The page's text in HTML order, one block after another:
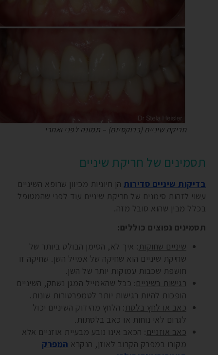
חריקת שיניים (ברוקסיזם) – תמונה לפני ואחרי
תסמינים של חריקת שיניים
בדיקות שיניים סדירותהן חיוניות מכיוון שרופא השיניים
עשוי לזהות סימנים של חריקת שיניים עוד לפני שהמטופל
בכלל מבין שהוא סובל מזה.
תסמינים נפוצים כוללים:
שיניים שחוקות: איך לא, הסימן הבולט ביותר של
שחיקת שיניים הוא שחיקה של אמייל השן. שחיקה זו
חושפת שכבות עמוקות יותר של השן.
רגישות בשיניים: ככל שהאמייל המגן נשחק, השיניים
הופכות להיות רגישות יותר לטמפרטורות שונות.
כאב או לחץ בלסת: הלחץ מהידוק השיניים יכול
לגרום לאי נוחות או כאב בלסתות.
כאב אוזניים: הכאב אינו נובע מבעיית אוזניים אלא
מקורו במפרק הקרוב לאוזן, הנקראהמפרק